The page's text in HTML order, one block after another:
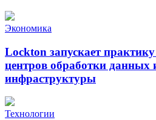
Экономика
Lockton запускает
центров обработки данных
инфраструктуры
Технологии